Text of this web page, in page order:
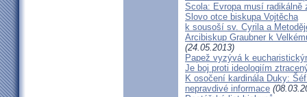
Scola: Evropa musí
Slovo otce biskupa Vojtěcha
k sousoší sv. Cyrila a
Arcibiskup Graubner k
(24.05.2013)
Papež vyzývá k
Je boj proti ideologiím
K osočení kardinála Duky:
nepravdivé informace